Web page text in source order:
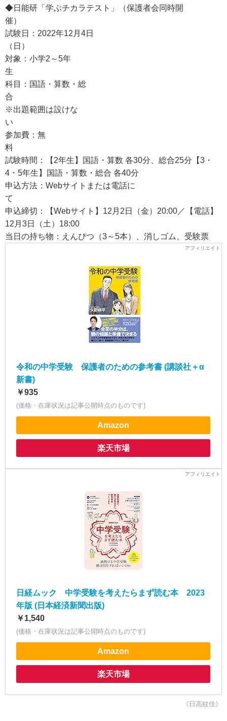
◆日能研「学ぶチカラテスト」（保護者会同時開
催）
試験日：2022年12月4日
（日
対象：小学2～5年
科目：国語・算数・総
※出題範囲は設けな
参加費：無
試験時間：【2年生】国語・算数 各30分、総合25分【3・
4・5年生】国語・算数・総合 各40分
申込方法：Webサイトまたは電話に
申込締切：【Webサイト】12月2日（金）20:00／【電話】
12月3日（土）18:00
当日の持ち物：えんぴつ（3～5本）、消しゴム、受験票
令和の中学受験 保護者のための参考書 (講談社＋α
新書)
￥935
(価格・在庫状況は記事公開時点のものです)
Amazon
楽天市場
日経ムック 中学受験を考えたらまず読む本 2023
年版 (日本経済新聞出版)
￥1,540
(価格・在庫状況は記事公開時点のものです)
Amazon
楽天市場
《日高紋佳》